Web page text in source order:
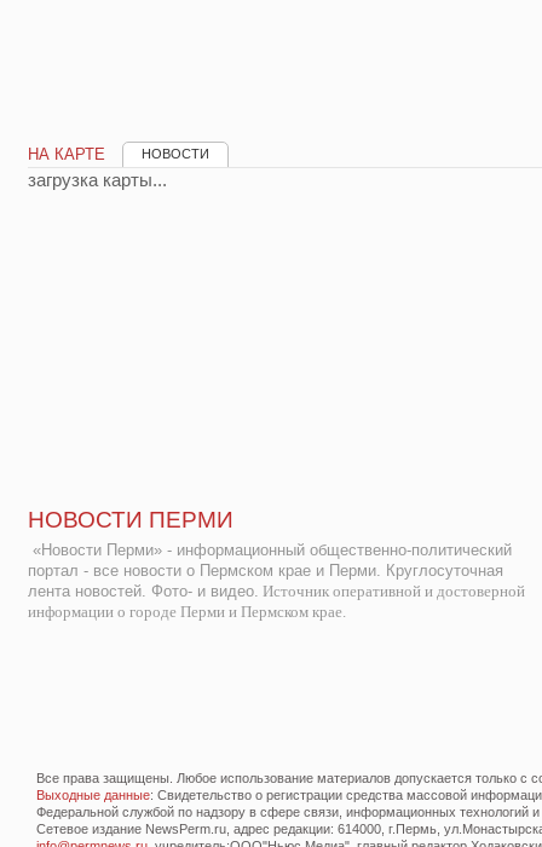
НА КАРТЕ НОВОСТИ
загрузка карты...
НОВОСТИ ПЕРМИ
«Новости Перми» - информационный общественно-политический
портал - все новости о Пермском крае и Перми. Круглосуточная
лента новостей. Фото- и видео. Источник оперативной и достоверной
информации о городе Перми и Пермском крае.
Все права защищены. Любое использование материалов допускается только с
Выходные данные: Свидетельство о регистрации средства массовой
Федеральной службой по надзору в сфере связи, информационных технологий
Сетевое издание NewsPerm.ru, адрес редакции: 614000, г.Пермь,